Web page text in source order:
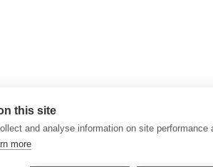
this site
and analyse information on site
more